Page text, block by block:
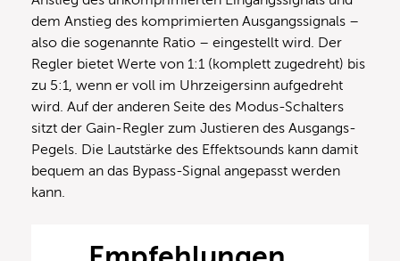
dem Anstieg des komprimierten Ausgangssignals –
also die sogenannte Ratio – eingestellt wird. Der
Regler bietet Werte von 1:1 (komplett zugedreht) bis
zu 5:1, wenn er voll im Uhrzeigersinn aufgedreht
wird. Auf der anderen Seite des Modus-Schalters
sitzt der Gain-Regler zum Justieren des Ausgangs-
Pegels. Die Lautstärke des Effektsounds kann damit
bequem an das Bypass-Signal angepasst werden
kann.